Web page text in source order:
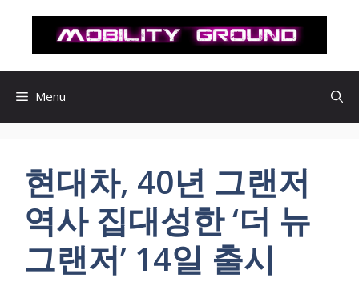
로
Menu
현대차, 40년 그랜저
역사 집대성한 ‘더 뉴
그랜저’ 14일 출시